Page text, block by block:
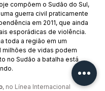
compõem o Sudão do Sul,
guerra civil praticamente
em 2011, que ainda
esporádicas de violência.
toda a região em um
milhões de vidas podem
no Sudão a batalha está
, no Línea Internacional